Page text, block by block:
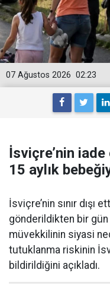
02:23
07 Ağustos 2026
İsviçre’nin
15 aylık
İsviçre’nin sınır dışı
gönderildikten bir gün
müvekkilinin siyasi
tutuklanma riskinin
bildirildiğini açıkladı.